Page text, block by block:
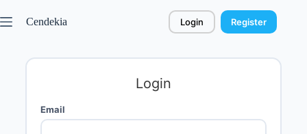
Cendekia Login Register
Login
Email